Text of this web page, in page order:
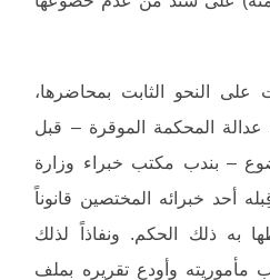
على النحو الثابت بمحاضرها،
7/2010 قضت عدالة المحكمة الموقرة – قبل
– بندب مكتب خبراء وزارة
أحد خبرائه المختصين قانوناً
به ذلك الحكم. ونفاذاً لذلك
مأموريته وأودع تقريره بملف